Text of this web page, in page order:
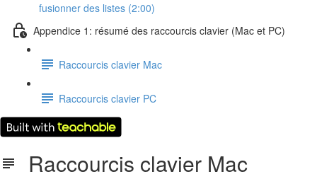
fusionner des listes (2:00)
Appendice 1: résumé des raccourcis clavier (Mac et PC)
Raccourcis clavier Mac
Raccourcis clavier PC
Raccourcis clavier Mac